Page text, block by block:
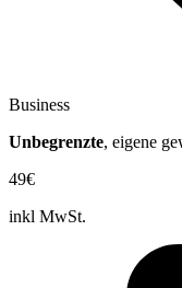
Business
Unbegrenzte, eigene
49€
inkl MwSt.